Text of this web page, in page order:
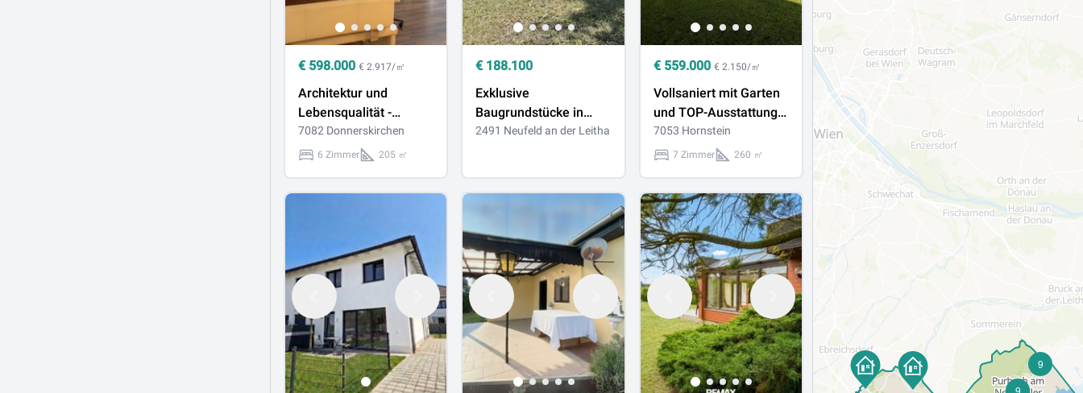
€ 598.000 € 2.917/㎡
Architektur und
Lebensqualität -
Harmonie zwischen
Leithagebirge und
7082 Donnerskirchen
6 Zimmer 205 ㎡
€ 188.100
Exklusive
Baugrundstücke in
traumhafter Ruhelage
2491 Neufeld an der Leitha
€ 559.000 € 2.150/㎡
Vollsaniert mit Garten
und TOP-Ausstattung
zum besten Preis
7053 Hornstein
7 Zimmer 260 ㎡
9
9